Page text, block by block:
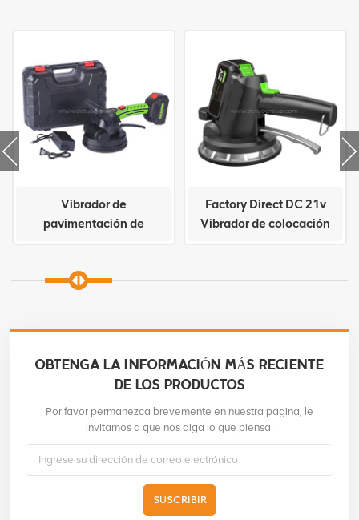
Vibrador de
pavimentación de
eficiencia DC 21v
Factory Direct DC 21v
Vibrador de colocación
OBTENGA LA INFORMACIÓN MÁS RECIENTE
DE LOS PRODUCTOS
Por favor permanezca brevemente en nuestra página, le
invitamos a que nos diga lo que piensa.
SUSCRIBIR